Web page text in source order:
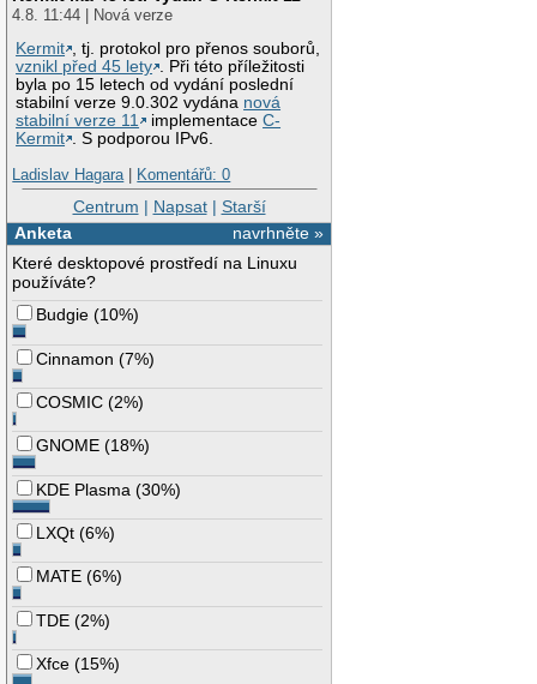
4.8. 11:44 | Nová verze
Kermit , tj. protokol pro přenos souborů,
vznikl před 45 lety . Při této příležitosti
byla po 15 letech od vydání poslední
stabilní verze 9.0.302 vydána nová
stabilní verze 11
implementaceC-
Kermit . S podporou IPv6.
Ladislav Hagara| Komentářů: 0
Centrum | Napsat| Starší
navrhněte »
Anketa
Které desktopové prostředí na Linuxu
používáte?
Budgie (10%)
Cinnamon (7%)
COSMIC (2%)
GNOME (18%)
KDE Plasma (30%)
LXQt (6%)
MATE (6%)
TDE (2%)
Xfce (15%)